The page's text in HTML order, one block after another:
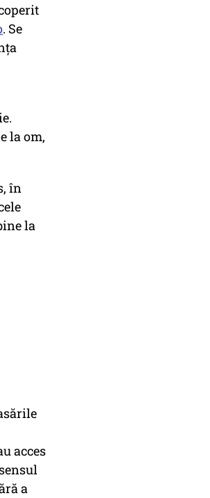
. Se
la om,
în
la
acces
a